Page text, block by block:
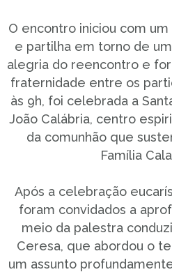
O encontro iniciou com
e partilha em torno de
alegria do reencontro e
fraternidade entre os
às 9h, foi celebrada a
João Calábria, centro
da comunhão que
Família
Após a celebração
foram convidados a
meio da palestra
Ceresa, que abordou o
um assunto